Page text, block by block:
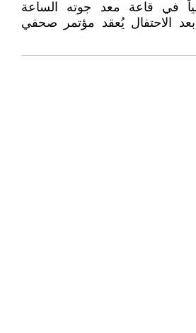
في قاعة معد جوته الساعة
الاحتفال يُعقد مؤتمر صحفي